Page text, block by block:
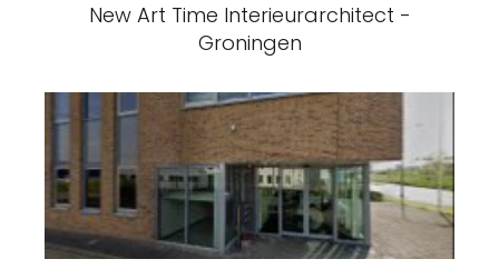
New Art Time Interieurarchitect -
Groningen